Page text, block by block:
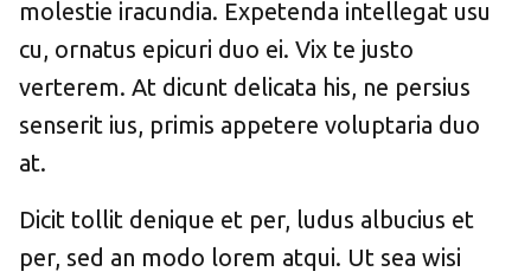
molestie iracundia. Expetenda intellegat usu
cu, ornatus epicuri duo ei. Vix te justo
verterem. At dicunt delicata his, ne persius
senserit ius, primis appetere voluptaria duo
at.
Dicit tollit denique et per, ludus albucius et
per, sed an modo lorem atqui. Ut sea wisi